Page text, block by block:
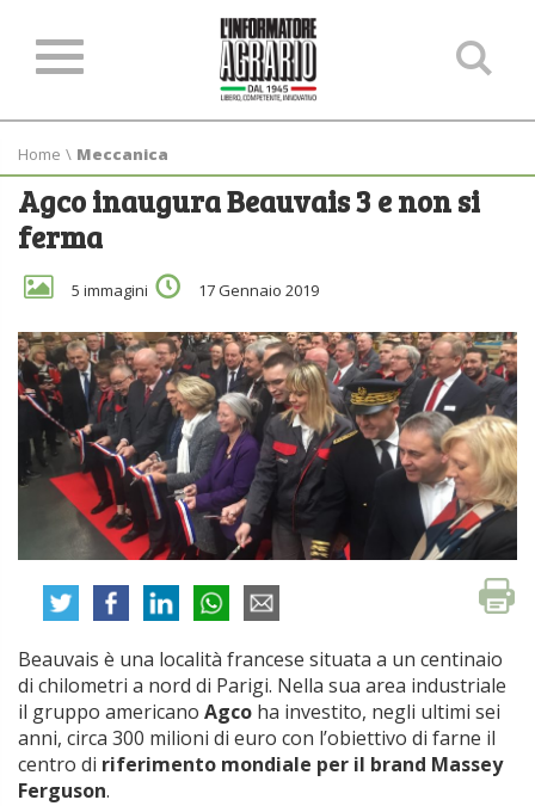
Home \ Meccanica
Agco inaugura Beauvais 3 e non si
ferma
5 immagini 17 Gennaio 2019
Beauvais è una località francese situata a un centinaio
di chilometri a nord di Parigi. Nella sua area industriale
il gruppo americano Agco ha investito, negli ultimi sei
anni, circa 300 milioni di euro con l’obiettivo di farne il
centro di riferimento mondiale per il brand Massey
Ferguson.